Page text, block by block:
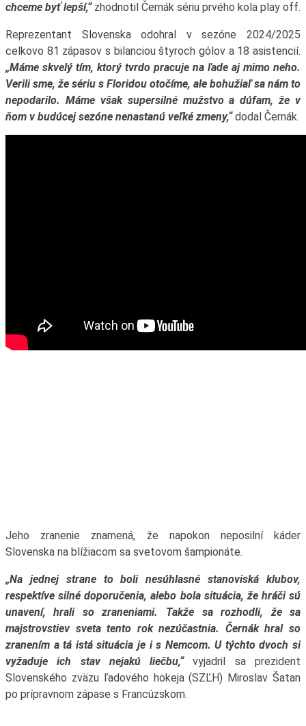
chceme byť lepší,“zhodnotil Černák sériu prvého kola play off.
Reprezentant Slovenska odohral v sezóne 2024/2025
celkovo 81 zápasov s bilanciou štyroch gólov a 18 asistencií.
„Máme skvelý tím, ktorý tvrdo pracuje na ľade aj mimo neho.
Verili sme, že sériu s Floridou otočíme, ale bohužiaľ sa nám to
nepodarilo. Máme však supersilné mužstvo a dúfam, že v
ňom v budúcej sezóne nenastanú veľké zmeny,“dodal Černák.
Jeho zranenie znamená, že napokon neposilní káder
Slovenska na blížiacom sa svetovom šampionáte.
„Na jednej strane to boli nesúhlasné stanoviská klubov,
respektíve silné doporučenia, alebo bola situácia, že hráči sú
unavení, hrali so zraneniami. Takže sa rozhodli, že sa
majstrovstiev sveta tento rok nezúčastnia. Černák hral so
zranením a tá istá situácia je i s Nemcom. U týchto dvoch si
vyžaduje ich stav nejakú liečbu,“vyjadril sa prezident
Slovenského zväzu ľadového hokeja (SZĽH) Miroslav Šatan
po prípravnom zápase s Francúzskom.